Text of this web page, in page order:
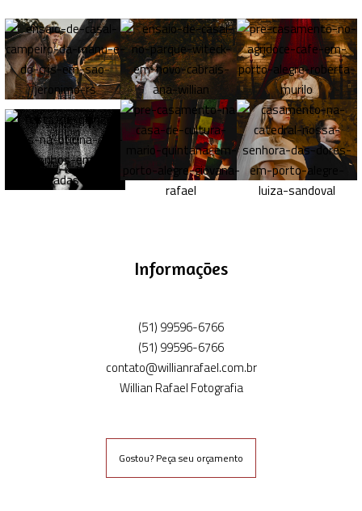
Informações
(51) 99596-6766
(51) 99596-6766
contato@willianrafael.com.br
Willian Rafael Fotografia
Gostou? Peça seu orçamento